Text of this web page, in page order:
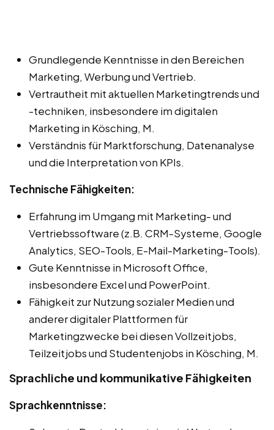
Grundlegende Kenntnisse in den Bereichen
Marketing, Werbung und Vertrieb.
Vertrautheit mit aktuellen Marketingtrends und
-techniken, insbesondere im digitalen
Marketing in Kösching, M.
Verständnis für Marktforschung, Datenanalyse
und die Interpretation von KPIs.
Technische Fähigkeiten:
Erfahrung im Umgang mit Marketing- und
Vertriebssoftware (z.B. CRM-Systeme, Google
Analytics, SEO-Tools, E-Mail-Marketing-Tools).
Gute Kenntnisse in Microsoft Office,
insbesondere Excel und PowerPoint.
Fähigkeit zur Nutzung sozialer Medien und
anderer digitaler Plattformen für
Marketingzwecke bei diesen Vollzeitjobs,
Teilzeitjobs und Studentenjobs in Kösching, M.
Sprachliche und kommunikative Fähigkeiten
Sprachkenntnisse: